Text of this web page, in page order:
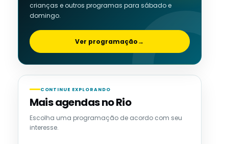
crianças e outros programas para sábado e
domingo.
Ver programação→
CONTINUE EXPLORANDO
Mais agendas no Rio
Escolha uma programação de acordo com seu
interesse.